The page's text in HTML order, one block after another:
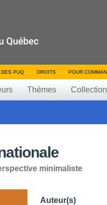
PUQ DROITS POUR
Thèmes
minimaliste
Auteur(s)